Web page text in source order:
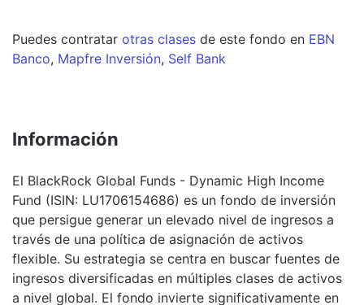
Puedes contratar otras clases de este fondo en EBN
Banco, Mapfre Inversión, Self Bank
Información
El BlackRock Global Funds - Dynamic High Income
Fund (ISIN: LU1706154686) es un fondo de inversión
que persigue generar un elevado nivel de ingresos a
través de una política de asignación de activos
flexible. Su estrategia se centra en buscar fuentes de
ingresos diversificadas en múltiples clases de activos
a nivel global. El fondo invierte significativamente en